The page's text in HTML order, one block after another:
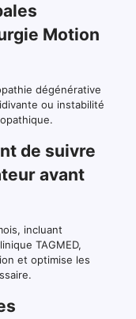
Motion
dégénérative
ou instabilité
de suivre
avant
incluant
TAGMED,
et optimise les